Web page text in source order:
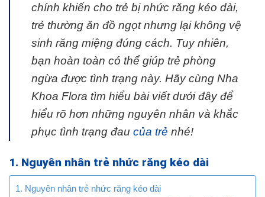
chính khiến cho trẻ bị nhức răng kéo dài,
trẻ thường ăn đồ ngọt nhưng lại không vệ
sinh răng miệng đúng cách. Tuy nhiên,
bạn hoàn toàn có thể giúp trẻ phòng
ngừa được tình trạng này. Hãy cùng Nha
Khoa Flora tìm hiểu bài viết dưới đây để
hiểu rõ hơn những nguyên nhân và khắc
phục tình trạng đau của trẻ nhé!
1. Nguyên nhân trẻ nhức răng kéo dài
1. Nguyên nhân trẻ nhức răng kéo dài